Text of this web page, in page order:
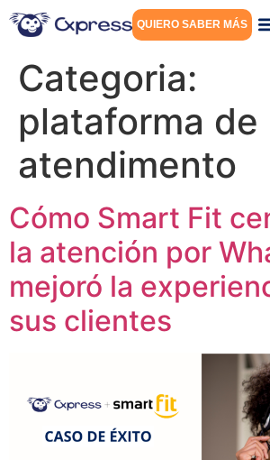
QUIERO SABER MÁS
Categoria:
plataforma de
atendimento
Cómo Smart Fit
la atención por
mejoró la
sus clientes